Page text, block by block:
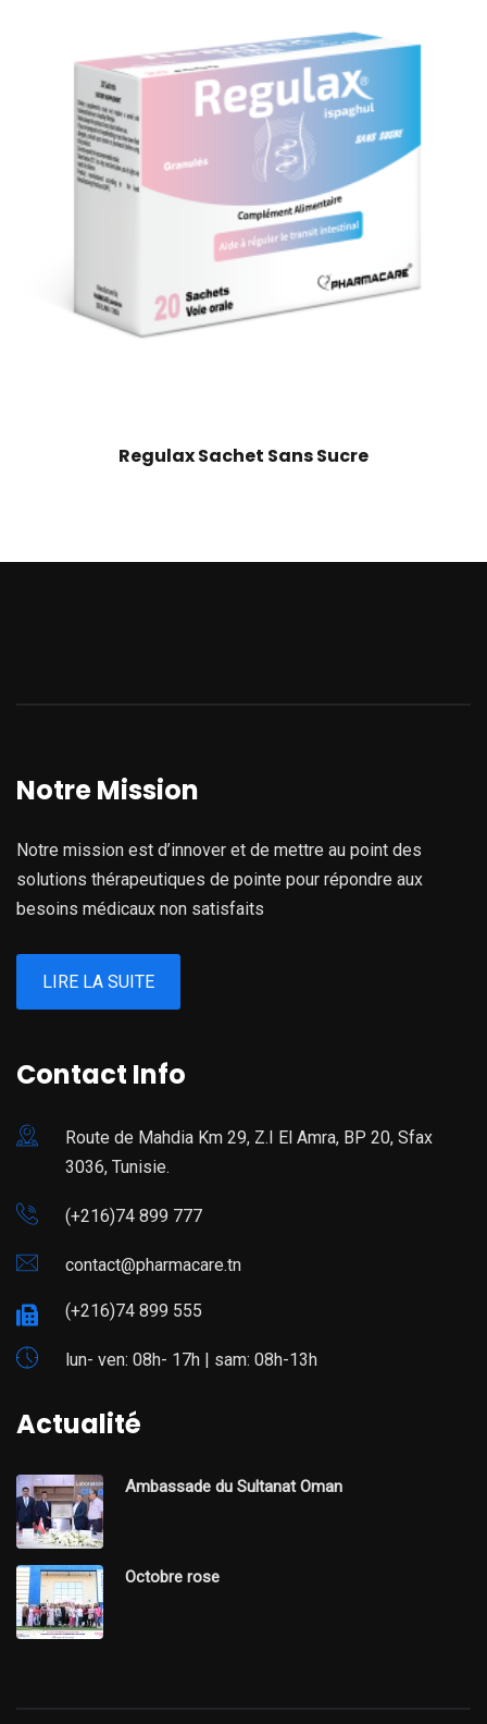
Regulax Sachet Sans Sucre
Notre Mission
Notre mission est d’innover et de mettre au point des
solutions thérapeutiques de pointe pour répondre aux
besoins médicaux non satisfaits
LIRE LA SUITE
Contact Info
Route de Mahdia Km 29, Z.I El Amra, BP 20, Sfax
3036, Tunisie.
(+216)74 899 777
contact@pharmacare.tn
(+216)74 899 555
lun- ven: 08h- 17h | sam: 08h-13h
Actualité
Ambassade du Sultanat Oman
Octobre rose